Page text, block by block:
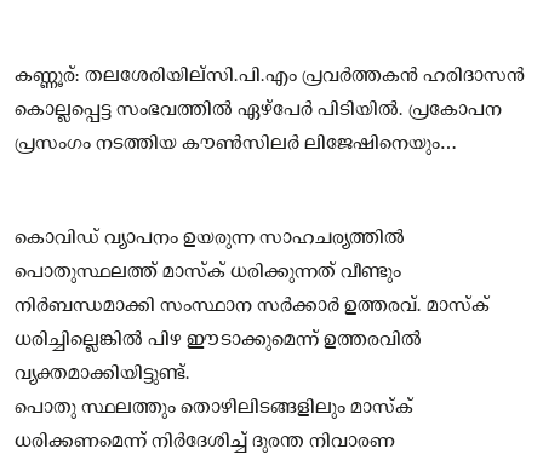
കണ്ണൂര്: തലശേരിയില്സി.പി.എം പ്രവര്‍ത്തകന്‍ ഹരിദാസന്‍
കൊല്ലപ്പെട്ട സംഭവത്തില്‍ ഏഴ്പേര്‍ പിടിയില്‍. പ്രകോപന
പ്രസംഗം നടത്തിയ കൗണ്‍സിലര്‍ ലിജേഷിനെയും
കൊവിഡ് വ്യാപനം ഉയരുന്ന സാഹചര്യത്തില്‍
പൊതുസ്ഥലത്ത് മാസ്‌ക് ധരിക്കുന്നത് വീണ്ടും
നിര്‍ബന്ധമാക്കി സംസ്ഥാന സര്‍ക്കാര്‍ ഉത്തരവ്. മാസ്‌ക്
ധരിച്ചില്ലെങ്കില്‍ പിഴ ഈടാക്കുമെന്ന് ഉത്തരവില്‍
വ്യക്തമാക്കിയിട്ടുണ്ട്.
പൊതു സ്ഥലത്തും തൊഴിലിടങ്ങളിലും മാസ്‌ക്
ധരിക്കണമെന്ന് നിര്‍ദേശിച്ച് ദുരന്ത നിവാരണ